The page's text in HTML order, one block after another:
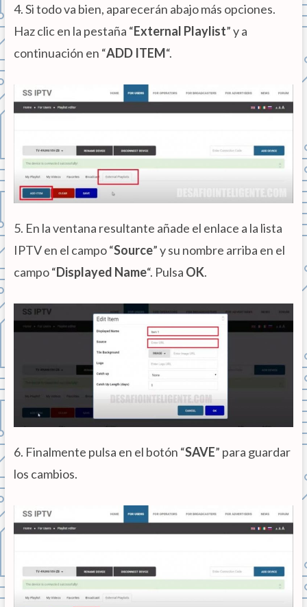
4. Si todo va bien, aparecerán abajo más opciones.
Haz clic en la pestaña “External Playlist” y a
continuación en “ADD ITEM“.
5. En la ventana resultante añade el enlace a la lista
IPTV en el campo “Source” y su nombre arriba en el
campo “Displayed Name“. Pulsa OK.
6. Finalmente pulsa en el botón “SAVE” para guardar
los cambios.